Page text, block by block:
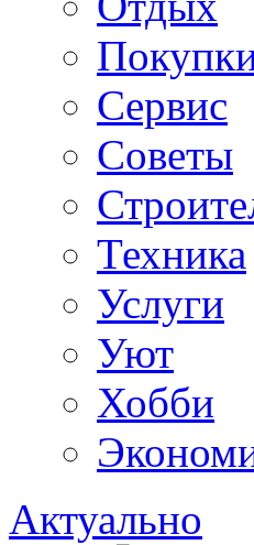
Сервис
Советы
Техника
Услуги
Уют
Хобби
Актуально